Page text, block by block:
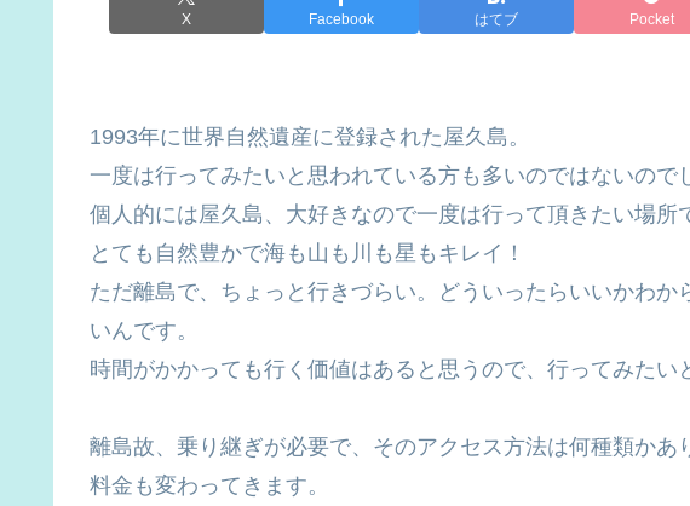
X Facebook はてブ Pocket
1993年に世界自然遺産に登録された屋久島。
一度は行ってみたいと思われている方も多いのではないので
個人的には屋久島、大好きなので一度は行って頂きたい場所
とても自然豊かで海も山も川も星もキレイ！
ただ離島で、ちょっと行きづらい。どういったらいいかわ
いんです。
時間がかかっても行く価値はあると思うので、行ってみたい
離島故、乗り継ぎが必要で、そのアクセス方法は何種類かあ
料金も変わってきます。